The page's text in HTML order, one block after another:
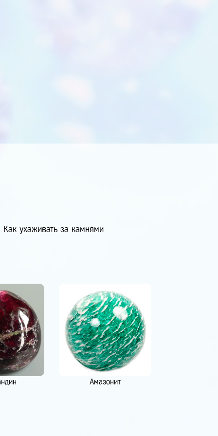
Как ухаживать за камнями
Амазонит